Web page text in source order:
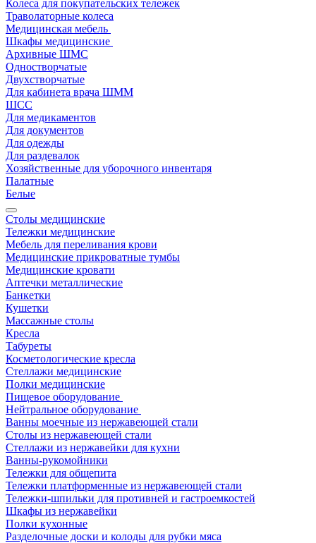
Колеса для покупательских тележек
Траволаторные колеса
Медицинская мебель
Шкафы медицинские
Архивные ШМС
Одностворчатые
Двухстворчатые
Для кабинета врача ШММ
ШСС
Для медикаментов
Для документов
Для одежды
Для раздевалок
Хозяйственные для уборочного инвентаря
Палатные
Белые
Столы медицинские
Тележки медицинские
Мебель для переливания крови
Медицинские прикроватные тумбы
Медицинские кровати
Аптечки металлические
Банкетки
Кушетки
Массажные столы
Кресла
Табуреты
Косметологические кресла
Стеллажи медицинские
Полки медицинские
Пищевое оборудование
Нейтральное оборудование
Ванны моечные из нержавеющей стали
Столы из нержавеющей стали
Стеллажи из нержавейки для кухни
Ванны-рукомойники
Тележки для общепита
Тележки платформенные из нержавеющей стали
Тележки-шпильки для противней и гастроемкостей
Шкафы из нержавейки
Полки кухонные
Разделочные доски и колоды для рубки мяса